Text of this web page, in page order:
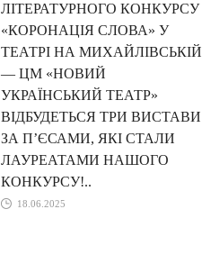
ЛІТЕРАТУРНОГО КОНКУРСУ
«КОРОНАЦІЯ СЛОВА» У
ТЕАТРІ НА МИХАЙЛІВСЬКІЙ
— ЦМ «НОВИЙ
УКРАЇНСЬКИЙ ТЕАТР»
ВІДБУДЕТЬСЯ ТРИ ВИСТАВИ
ЗА П’ЄСАМИ, ЯКІ СТАЛИ
ЛАУРЕАТАМИ НАШОГО
КОНКУРСУ!..
18.06.2025